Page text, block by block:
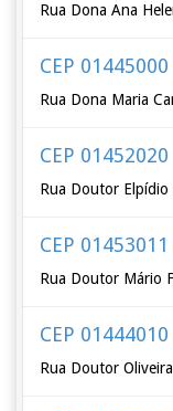
Rua Dona Ana
CEP 01445000
Rua Dona Maria
CEP 01452020
Rua Doutor Elpídio
CEP 01453011
Rua Doutor Mário
CEP 01444010
Rua Doutor